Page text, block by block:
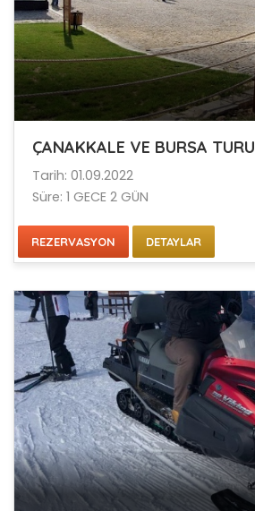
ÇANAKKALE VE BURSA TURU
Tarih: 01.09.2022
Süre: 1 GECE 2 GÜN
REZERVASYON DETAYLAR